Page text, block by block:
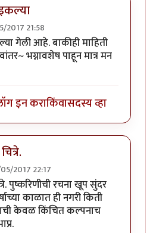
2017 21:58
गेली आहे. बाकीही माहिती
भग्नावशेष पाहून मात्र मन
इन कराकिंवासदस्य व्हा
2017 22:17
पुष्करिणीची रचना खूप सुंदर
काळात ही नगरी किती
केवळ किंचित कल्पनाच